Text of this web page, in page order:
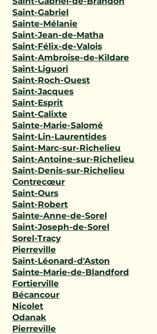
Saint-Gabriel
Sainte-Mélanie
Saint-Jean-de-Matha
Saint-Félix-de-Valois
Saint-Ambroise-de-Kildare
Saint-Liguori
Saint-Roch-Ouest
Saint-Jacques
Saint-Esprit
Saint-Calixte
Sainte-Marie-Salomé
Saint-Lin-Laurentides
Saint-Marc-sur-Richelieu
Saint-Antoine-sur-Richelieu
Saint-Denis-sur-Richelieu
Contrecœur
Saint-Ours
Saint-Robert
Sainte-Anne-de-Sorel
Saint-Joseph-de-Sorel
Sorel-Tracy
Pierreville
Saint-Léonard-d'Aston
Sainte-Marie-de-Blandford
Fortierville
Bécancour
Nicolet
Odanak
Pierreville